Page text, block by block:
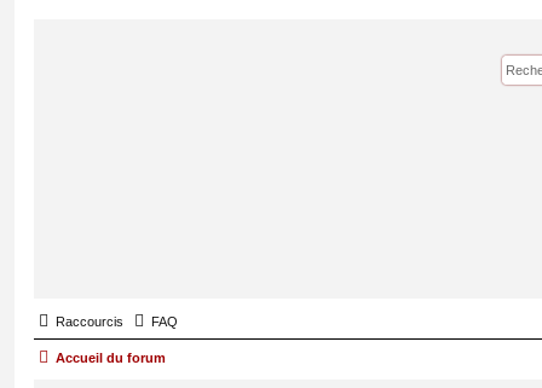
Raccourcis FAQ
Accueil du forum